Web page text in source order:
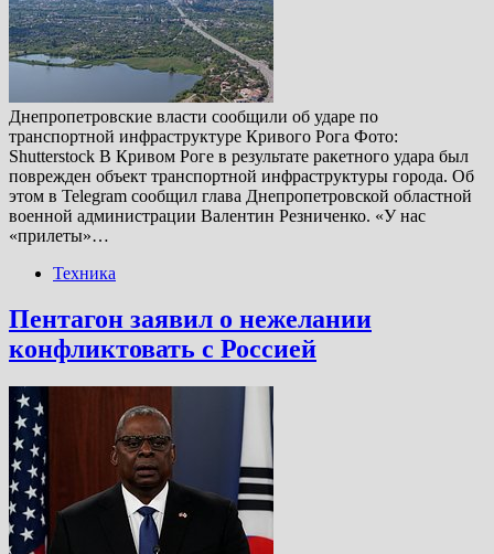
Днепропетровские власти сообщили об ударе по
транспортной инфраструктуре Кривого Рога Фото:
Shutterstock В Кривом Роге в результате ракетного удара был
поврежден объект транспортной инфраструктуры города. Об
этом в Telegram сообщил глава Днепропетровской областной
военной администрации Валентин Резниченко. «У нас
«прилеты»…
Техника
Пентагон заявил о нежелании
конфликтовать с Россией